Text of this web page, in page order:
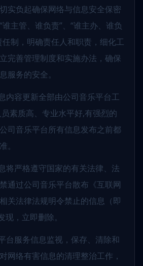
实负起确保网络与信息安全保密
主管、谁负责”、“谁主办、谁负
制，明确责任人和职责，细化工
完善管理制度和实施办法，确保
服务的安全。
内容更新全部由公司音乐平台工
素质高、专业水平好,有强烈的
司音乐平台所有信息发布之前都
。
将严格遵守国家的有关法律、法
通过公司音乐平台散布《互联网
关法律法规明令禁止的信息（即
现，立即删除。
台服务信息监视，保存、清除和
网络有害信息的清理整治工作，